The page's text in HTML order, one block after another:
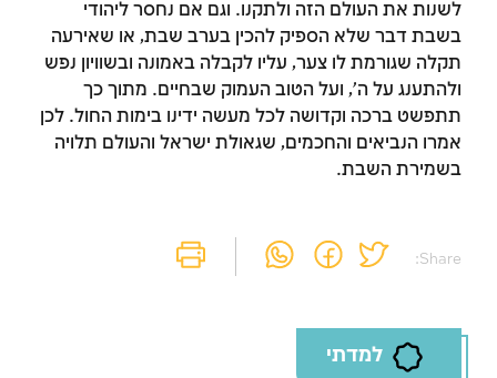
Share:
לשנות את העולם הזה ולתקנו. וגם אם נחסר ליהודי
בשבת דבר שלא הספיק להכין בערב שבת, או שאירעה
תקלה שגורמת לו צער, עליו לקבלה באמונה ובשוויון נפש
ולהתענג על ה', ועל הטוב העמוק שבחיים. מתוך כך
תתפשט ברכה וקדושה לכל מעשה ידינו בימות החול. לכן
אמרו הנביאים והחכמים, שגאולת ישראל והעולם תלויה
בשמירת השבת.
למדתי